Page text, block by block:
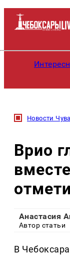
Новости
Врио
Анастасия
Автор статьи
В